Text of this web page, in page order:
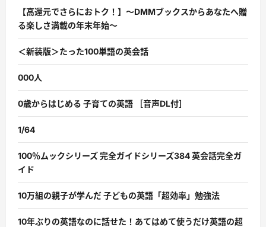
【高還元でさらにおトク！】〜DMMブックスからあなたへ贈
る楽しさ満載の年末年始〜
＜新装版＞たった100単語の英会話
000人
0歳からはじめる 子育ての英語 ［音声DL付］
1/64
100％ムックシリーズ 完全ガイドシリーズ384 英会話完全ガ
イド
10万組の親子が学んだ 子どもの英語「超効率」勉強法
10年ぶりの英語なのに話せた！あてはめて使うだけ英語の超